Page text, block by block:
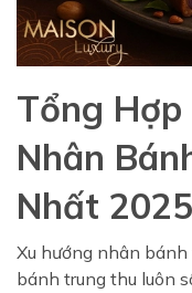
Tổng Hợp
Nhân
Nhất 2025
Xu hướng nhân
bánh trung thu luôn